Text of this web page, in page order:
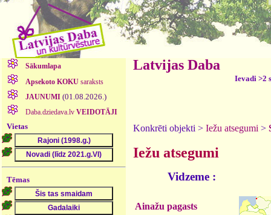
Sākumlapa
Apsekoto KOKUsaraksts
JAUNUMI (01.08.2026.)
Daba.dziedava.lv VEIDOTĀJI
Vietas
Tēmas
Latvijas Daba
Ievadi >2
Konkrēti objekti > Iežu atsegumi >
Iežu atsegumi
Vidzeme :
Ainažu pagasts